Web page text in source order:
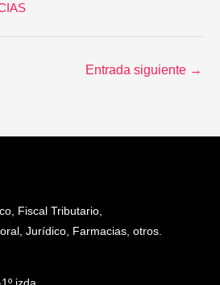
Entrada siguiente →
Fiscal Tributario,
Jurídico, Farmacias, otros.
izda.